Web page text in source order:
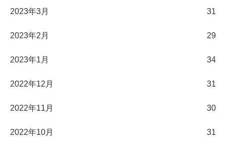
2023年3月 31
2023年2月 29
2023年1月 34
2022年12月 31
2022年11月 30
2022年10月 31